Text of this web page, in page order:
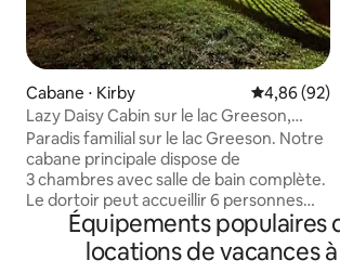
Cabane ⋅ Kirby Évaluation
4,86 (92)
Lazy Daisy Cabin sur le lac Greeson,
bienvenue chez vous !
Paradis familial sur le lac Greeson. Notre
cabane principale dispose de
3 chambres avec salle de bain complète.
Le dortoir peut accueillir 6 personnes
avec salle de bain complète, lave-
linge/sèche-linge, micro-ondes et
cafetière. La cabane rejoint la propriété
Équipements populaires
locations de vacances